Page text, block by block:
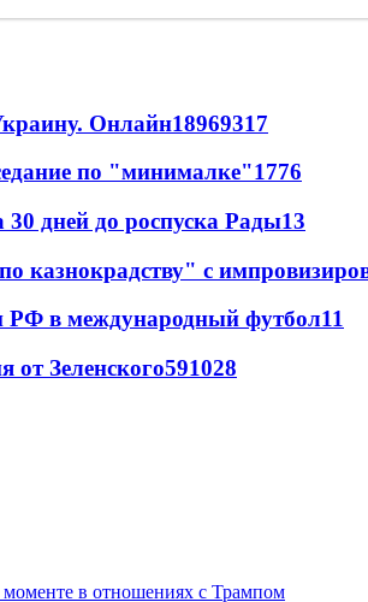
Онлайн18969317
по "минималке"1776
дней до роспуска Рады13
казнокрадству" с
в международный футбол11
от Зеленского591028